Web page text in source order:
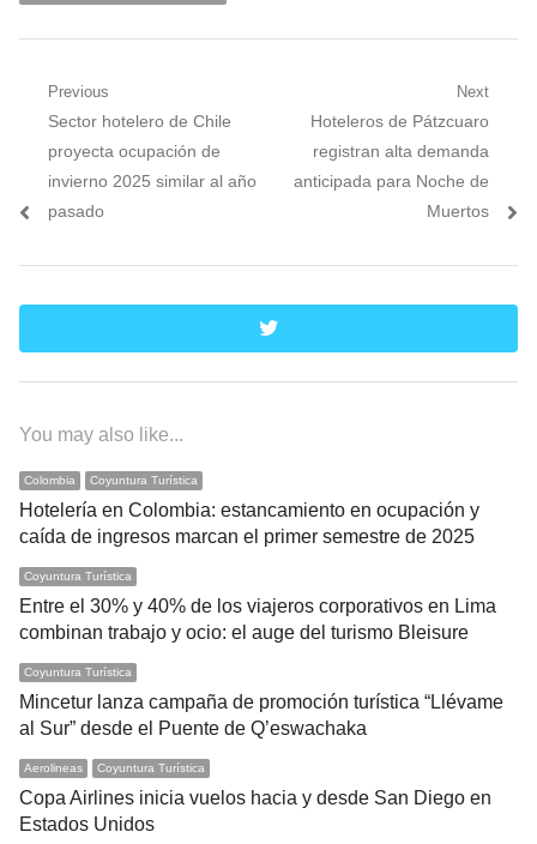
Navegación
entradas
Previous
Previous
post:
Sector hotelero de Chile
proyecta ocupación de
invierno 2025 similar al año
pasado
Next
Next
post:
Hoteleros de Pátzcuaro
registran alta demanda
anticipada para Noche de
Muertos
twitter
You may also like...
Colombia Coyuntura Turística
Hotelería en Colombia: estancamiento en ocupación y
caída de ingresos marcan el primer semestre de 2025
Coyuntura Turística
Entre el 30% y 40% de los viajeros corporativos en Lima
combinan trabajo y ocio: el auge del turismo Bleisure
Coyuntura Turística
Mincetur lanza campaña de promoción turística “Llévame
al Sur” desde el Puente de Q’eswachaka
Aerolineas Coyuntura Turística
Copa Airlines inicia vuelos hacia y desde San Diego en
Estados Unidos